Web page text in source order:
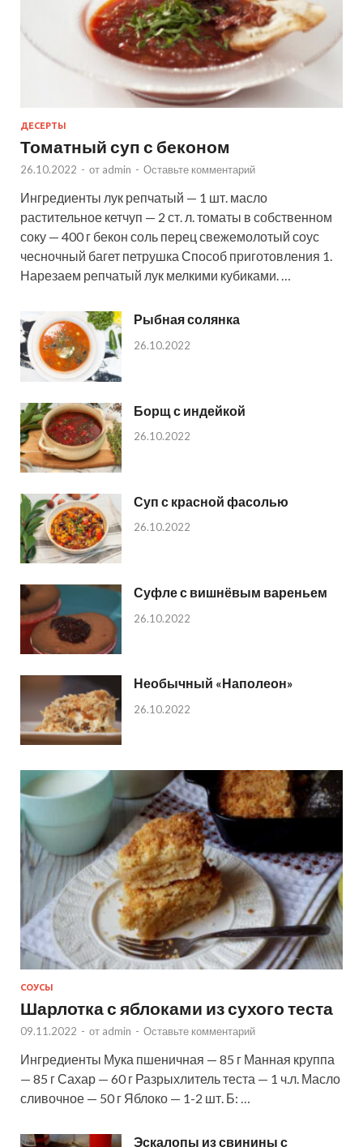
ДЕСЕРТЫ
Томатный суп с беконом
26.10.2022 - от admin - Оставьте комментарий
Ингредиенты лук репчатый — 1 шт. масло
растительное кетчуп — 2 ст. л. томаты в собственном
соку — 400 г бекон соль перец свежемолотый соус
чесночный багет петрушка Способ приготовления 1.
Нарезаем репчатый лук мелкими кубиками. …
Рыбная солянка
26.10.2022
Борщ с индейкой
26.10.2022
Суп с красной фасолью
26.10.2022
Суфле с вишнёвым вареньем
26.10.2022
Необычный «Наполеон»
26.10.2022
СОУСЫ
Шарлотка с яблоками из сухого теста
09.11.2022 - от admin - Оставьте комментарий
Ингредиенты Мука пшеничная — 85 г Манная круппа
— 85 г Сахар — 60 г Разрыхлитель теста — 1 ч.л. Масло
сливочное — 50 г Яблоко — 1-2 шт. Б: …
Эскалопы из свинины с